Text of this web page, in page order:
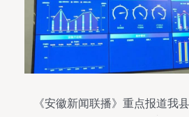
《安徽新闻联播》重点报道我